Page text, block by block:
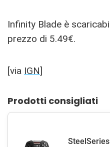
Infinity Blade è
prezzo di 5.49€.
[via IGN]
Prodotti consigliati